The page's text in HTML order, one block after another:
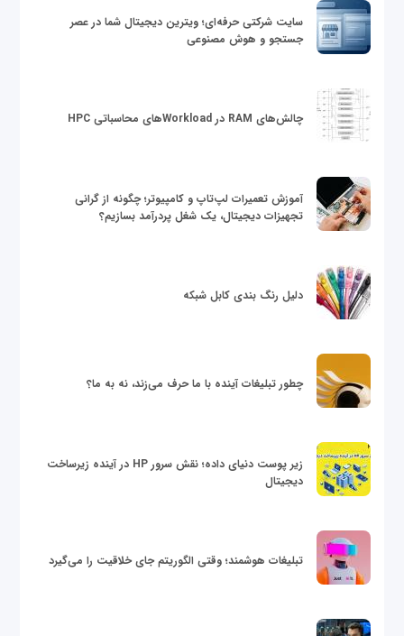
سایت شرکتی حرفه‌ای؛ ویترین دیجیتال شما در عصر
جستجو و هوش مصنوعی
چالش‌های RAM در Workloadهای محاسباتی HPC
آموزش تعمیرات لپ‌تاپ و کامپیوتر؛ چگونه از گرانی
تجهیزات دیجیتال، یک شغل پردرآمد بسازیم؟
دلیل رنگ بندی کابل شبکه
چطور تبلیغات آینده با ما حرف می‌زند، نه به ما؟
زیر پوست دنیای داده؛ نقش سرور HP در آینده زیرساخت
دیجیتال
تبلیغات هوشمند؛ وقتی الگوریتم جای خلاقیت را می‌گیرد